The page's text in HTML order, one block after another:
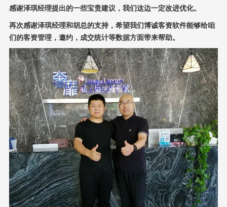
感谢泽琪经理提出的一些宝贵建议，我们这边一定改进优化。
再次感谢泽琪经理和胡总的支持，希望我们博诚客资软件能够给咱
们的客资管理，邀约，成交统计等数据方面带来帮助。